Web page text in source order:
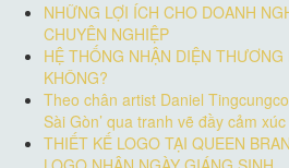
NHỮNG LỢI ÍCH CHO DOANH
CHUYÊN NGHIỆP
HỆ THỐNG NHẬN DIỆN
KHÔNG?
Theo chân artist Daniel
Sài Gòn’ qua tranh vẽ đầy cảm xúc
THIẾT KẾ LOGO TẠI QUEEN